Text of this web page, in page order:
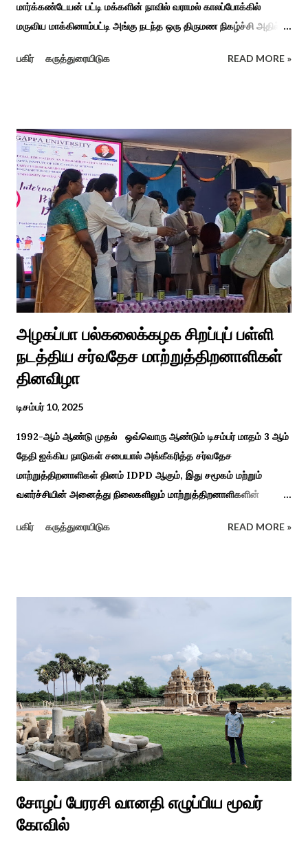
மார்க்கண்டேயன் பட்டி மக்களின் நாவில் வராமல் காலப்போக்கில்
மருவிய மாக்கினாம்பட்டி அங்கு நடந்த ஒரு திருமண நிகழ்ச்சி அதில்
ஆராத்தியெடுத்த கொழுந்தியாள்கள் பாடிய ஆராத்தி பாட்டு ஒன்று 30
வைரலாகிகி யது. தமிழகத்தில் ஒவ்வொரு குடும்பத்திற்கும் திருமணப்
பழக்க வழக்கங்கள் ஜாதிய சமூக ரீதியாக வேறுபடும். அந்த வகையில்,
ஆராத்தி எடுக்கும் முறையும் சற்று வேறுபடுடன் தான் இருக்கும்.அப்படி
திருமணம் ஒன்றில் கொழுந்தியாள்கள் மூன்று பேர் இணைந்து
மாப்பிள்ளைக்கு ஆராத்தி எடுத்துள்ளனர். அப்போது மாப்பிள்ளையைக்
கேலியாக நகைச்சுவை உணர்வு பொங்க பாடிய வரிகளை வைத்து
அவர்கள் பாடிய பாடல் இணையதளத்தில் வைரலாகிறது.“மாடு மேய்த்த
மச்சான்” என...
பகிர் கருத்துரையிடுக READ MORE »
அழகப்பா பல்கலைக்கழக சிறப்புப் பள்ளி
நடத்திய சர்வதேச மாற்றுத்திறனாளிகள்
தினவிழா
டிசம்பர் 10, 2025
1992-ஆம் ஆண்டு முதல் ஒவ்வொரு ஆண்டும் டிசம்பர் மாதம் 3 ஆம்
தேதி ஐக்கிய நாடுகள் சபையால் அங்கீகரித்த சர்வதேச
மாற்றுத்திறனாளிகள் தினம் IDPD ஆகும், இது சமூகம் மற்றும்
வளர்ச்சியின் அனைத்து நிலைகளிலும் மாற்றுத்திறனாளிகளின்
நோக்கமாகக் கொண்டது. சமூகத்தில் மாற்றுத்திறனாளிகளின்
நிகழ்ச்சிகள், கருத்தரங்குகள் மற்றும் உதவிகள் வழங்கும் விழாக்கள்
பல்கலைக்கழகத்தின் சிறப்புக் கல்வி மற்றும் மறுவாழ்வு அறிவியல்
துறை, மற்றும் டாக்டர் அழகப்பா கல்வி அறிவியல் நிறுவனம் , மற்றும்
காரைக்குடி ஹெரிடேஜ் ரோட்டரி கிளப், மற்றும் மாற்றுத்
திறனாளிகளுக்கான மல்டிமோடல் மெட்டீரியல் உற்பத்திக்கான மையம்,
மற்றும் ஐடி மற்றும் ஆட்டிசத்திற்கான அழகப்பா பல்கலைக்கழக
சிறப்புப் பள்ளி சார்பில் இந்த ஆணடு விழா சர்வதேச மாற்று...
பகிர் கருத்துரையிடுக READ MORE »
சோழப் பேரரசி வானதி எழுப்பிய மூவர்
கோவில்